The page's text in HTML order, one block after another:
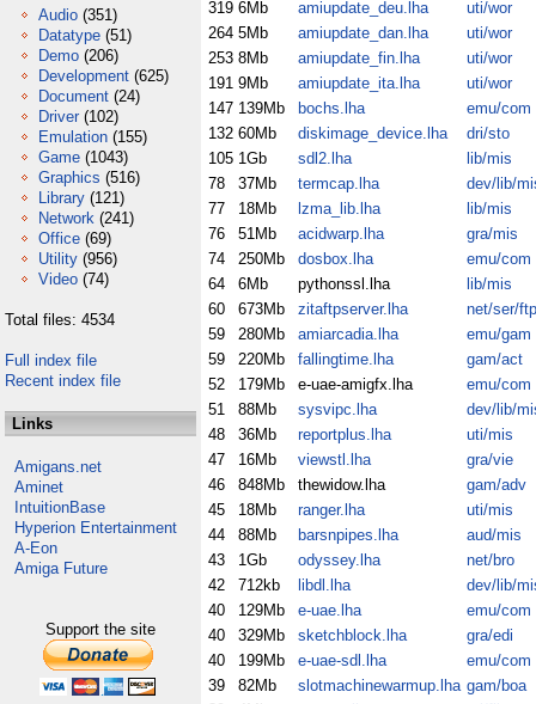
Audio (351)
Datatype (51)
Demo (206)
Development (625)
Document (24)
Driver (102)
Emulation (155)
Game (1043)
Graphics (516)
Library (121)
Network (241)
Office (69)
Utility (956)
Video (74)
Total files: 4534
Full index file
Recent index file
Links
Amigans.net
Aminet
IntuitionBase
Hyperion Entertainment
A-Eon
Amiga Future
Support the site
319 6Mb amiupdate_deu.lha
uti/wor
264 5Mb amiupdate_dan.lha
uti/wor
253 8Mb amiupdate_fin.lha
uti/wor
191 9Mb amiupdate_ita.lha
uti/wor
147 139Mb bochs.lha
emu/com
132 60Mb diskimage_device.lha
dri/sto
105 1Gb sdl2.lha
lib/mis
78
37Mb termcap.lha
dev/lib/
77
18Mb lzma_lib.lha
lib/mis
76
51Mb acidwarp.lha
gra/mis
74
250Mb dosbox.lha
emu/com
64
6Mb pythonssl.lha
lib/mis
60
673Mb zitaftpserver.lha
net/ser/ftp
59
280Mb amiarcadia.lha
emu/gam
59
220Mb fallingtime.lha
gam/act
52
179Mb e-uae-amigfx.lha
emu/com
51
88Mb sysvipc.lha
dev/lib/
48
36Mb reportplus.lha
uti/mis
47
16Mb viewstl.lha
gra/vie
46
848Mb thewidow.lha
gam/adv
45
18Mb ranger.lha
uti/mis
44
88Mb barsnpipes.lha
aud/mis
43
1Gb odyssey.lha
net/bro
42
712kb libdl.lha
dev/lib/
40
129Mb e-uae.lha
emu/com
40
329Mb sketchblock.lha
gra/edi
40
199Mb e-uae-sdl.lha
emu/com
39
82Mb slotmachinewarmup.lha gam/boa